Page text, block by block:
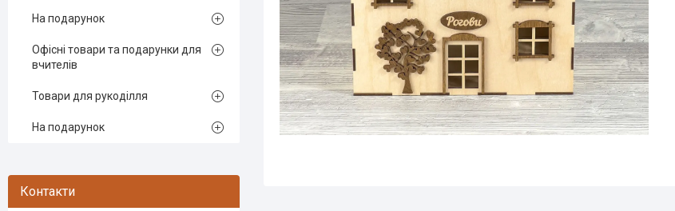
На подарунок
Офісні товари та подарунки для
вчителів
Товари для рукоділля
На подарунок